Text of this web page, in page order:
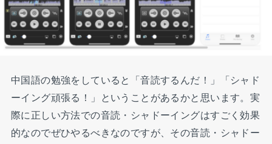
中国語の勉強をしていると「音読するんだ！」「シャド
ーイング頑張る！」ということがあるかと思います。実
際に正しい方法での音読・シャドーイングはすごく効果
的なのでぜひやるべきなのですが、その音読・シャドー